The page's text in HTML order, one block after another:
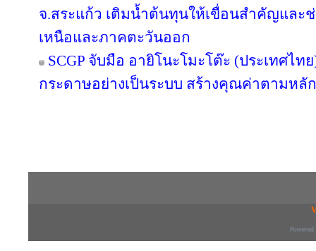
จ.สระแก้ว เติมน้ำต้นทุนให้เขื่อนสำคัญและ
เหนือและภาคตะวันออก
SCGP จับมือ อายิโนะโมะโต๊ะ (ประเทศไท
กระดาษอย่างเป็นระบบ สร้างคุณค่าตามหลั